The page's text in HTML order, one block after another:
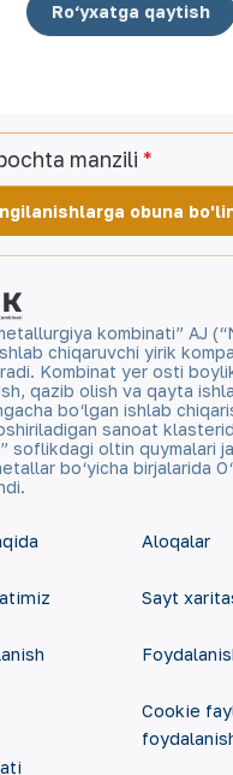
Ro‘yxatga qaytish
manzili
obuna
kombinati” AJ
chiqaruvchi yirik
Kombinat yer osti
qazib olish va qayta
bo‘lgan ishlab
sanoat
soflikdagi oltin quymalari
bo‘yicha birjalarida
Aloqalar
Sayt
Cookie